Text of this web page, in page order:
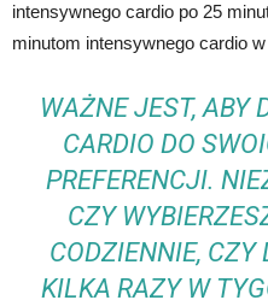
intensywnego cardio po 25
minutom intensywnego cardio
WAŻNE JEST, ABY
CARDIO DO
PREFERENCJI.
CZY
CODZIENNIE, CZY
KILKA RAZY W